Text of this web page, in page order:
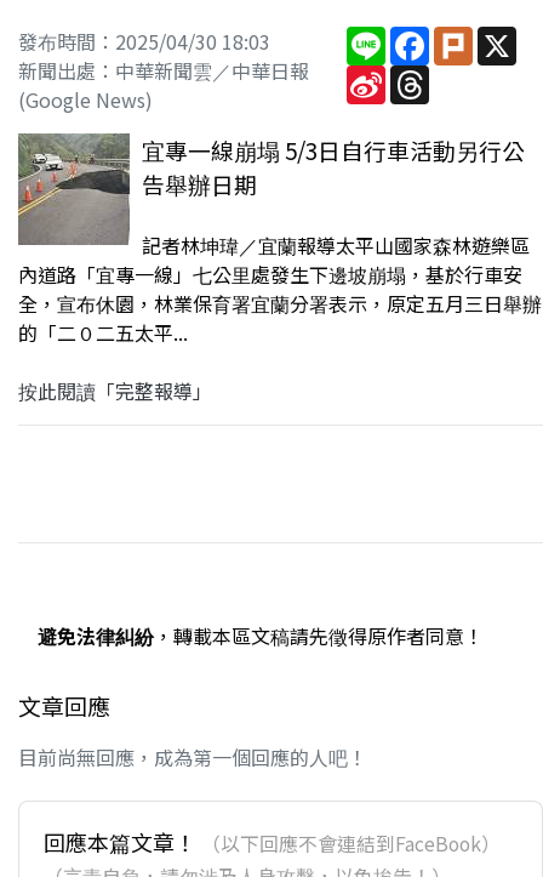
發布時間：2025/04/30 18:03
新聞出處：中華新聞雲／中華日報
(Google News)
Line Facebook
Plurk
Sina
Weibo
Threads
宜專一線崩塌 5/3日自行車活動另行公
告舉辦日期
記者林坤瑋／宜蘭報導太平山國家森林遊樂區
內道路「宜專一線」七公里處發生下邊坡崩塌，基於行車安
全，宣布休園，林業保育署宜蘭分署表示，原定五月三日舉辦
的「二０二五太平...
按此閱讀「完整報導」
避免法律糾紛，轉載本區文稿請先徵得原作者同意！
文章回應
目前尚無回應，成為第一個回應的人吧！
回應本篇文章！
（以下回應不會連結到FaceBook）